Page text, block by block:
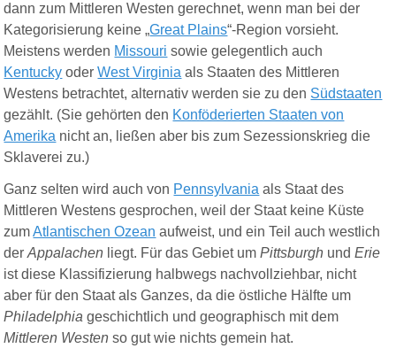
dann zum Mittleren Westen gerechnet, wenn man bei der
Kategorisierung keine „Great Plains“-Region vorsieht.
Meistens werden Missouri sowie gelegentlich auch
Kentucky oderWest Virginia als Staaten des Mittleren
Westens betrachtet, alternativ werden sie zu den Südstaaten
gezählt. (Sie gehörten den Konföderierten Staaten von
Amerika nicht an, ließen aber bis zum Sezessionskrieg die
Sklaverei zu.)
Ganz selten wird auch von Pennsylvania als Staat des
Mittleren Westens gesprochen, weil der Staat keine Küste
zumAtlantischen Ozean aufweist, und ein Teil auch westlich
derAppalachen liegt. Für das Gebiet umPittsburgh undErie
ist diese Klassifizierung halbwegs nachvollziehbar, nicht
aber für den Staat als Ganzes, da die östliche Hälfte um
Philadelphia geschichtlich und geographisch mit dem
Mittleren Westen so gut wie nichts gemein hat.